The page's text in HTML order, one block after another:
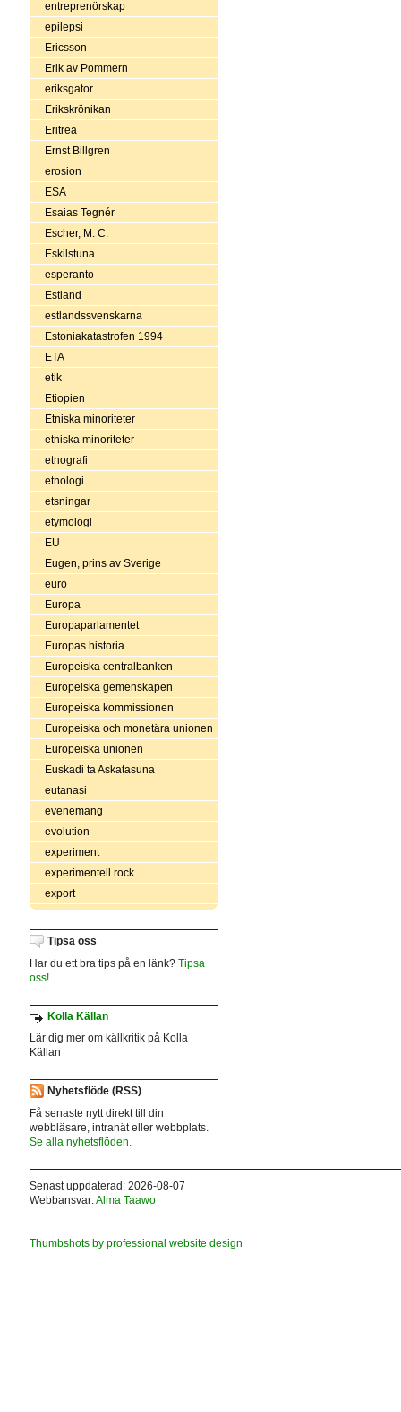
entreprenörskap
epilepsi
Ericsson
Erik av Pommern
eriksgator
Erikskrönikan
Eritrea
Ernst Billgren
erosion
ESA
Esaias Tegnér
Escher, M. C.
Eskilstuna
esperanto
Estland
estlandssvenskarna
Estoniakatastrofen 1994
ETA
etik
Etiopien
Etniska minoriteter
etniska minoriteter
etnografi
etnologi
etsningar
etymologi
EU
Eugen, prins av Sverige
euro
Europa
Europaparlamentet
Europas historia
Europeiska centralbanken
Europeiska gemenskapen
Europeiska kommissionen
Europeiska och monetära unionen
Europeiska unionen
Euskadi ta Askatasuna
eutanasi
evenemang
evolution
experiment
experimentell rock
export
Tipsa oss
Har du ett bra tips på en länk? Tipsa
oss!
Kolla Källan
Lär dig mer om källkritik på Kolla
Källan
Nyhetsflöde (RSS)
Få senaste nytt direkt till din
webbläsare, intranät eller webbplats.
Se alla nyhetsflöden.
Senast uppdaterad: 2026-08-07
Webbansvar:Alma Taawo
Thumbshots by professional website design